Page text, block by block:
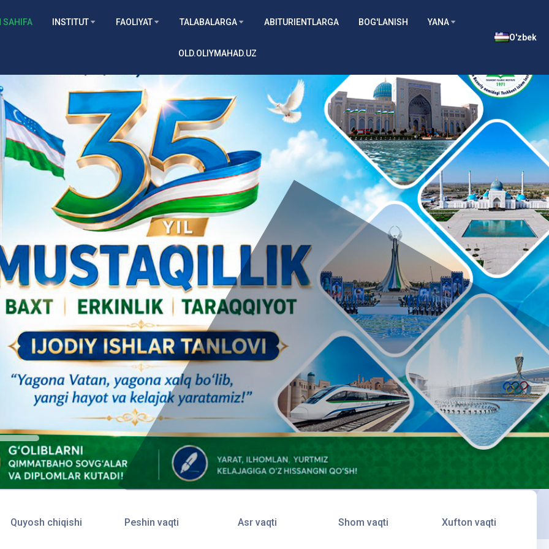
SAHIFA INSTITUT FAOLIYAT TALABALARGA ABITURIENTLARGA BOG'LANISH YANA
OLD.OLIYMAHAD.UZ
O'zbek
Quyosh chiqishi Peshin vaqti Asr vaqti Shom vaqti Xufton vaqti